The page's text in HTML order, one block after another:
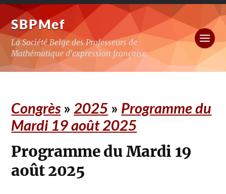
SBPMef
La Société Belge des Professeurs de
Mathématique d'expression française
Congrès»2025 » Programme du
Mardi 19 août 2025
Programme du Mardi 19
août 2025